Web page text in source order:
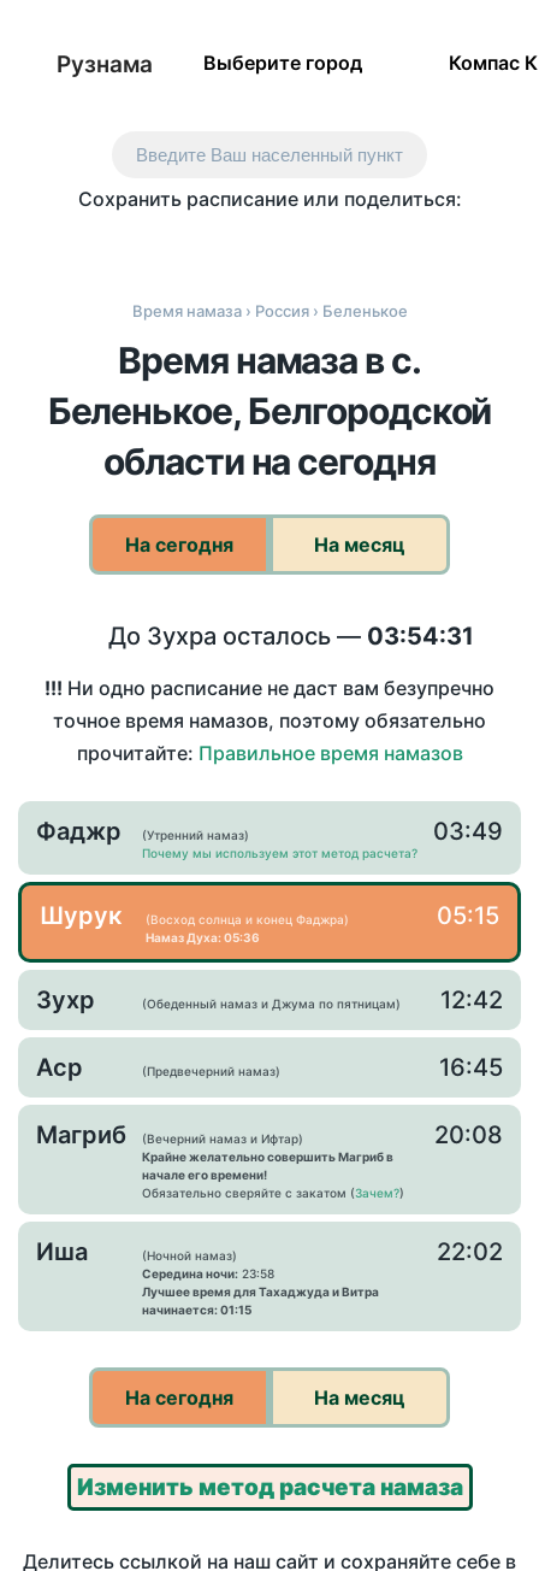
Рузнама Выберите город Компас
Введите Ваш населенный пункт
Сохранить расписание или поделиться:
Время намаза› Россия› Беленькое
Время намаза в с.
Беленькое, Белгородской
области на сегодня
На сегодня На месяц
До Зухра осталось — 03:54:31
!!! Ни одно расписание не даст вам безупречно
точное время намазов, поэтому обязательно
прочитайте: Правильное время намазов
Фаджр
(Утренний намаз)
Почему мы используем этот метод расчета?
03:49
Шурук
(Восход солнца и конец Фаджра)
Намаз Духа: 05:36
05:15
Зухр (Обеденный намаз и Джума по пятницам) 12:42
Аср (Предвечерний намаз) 16:45
Магриб
(Вечерний намаз и Ифтар)
Крайне желательно совершить Магриб в
начале его времени!
Обязательно сверяйте с закатом (Зачем?)
20:08
Иша
(Ночной намаз)
Середина ночи: 23:58
Лучшее время для Тахаджуда и Витра
начинается: 01:15
22:02
На сегодня На месяц
Изменить метод расчета намаза
Делитесь ссылкой на наш сайт и сохраняйте себе в